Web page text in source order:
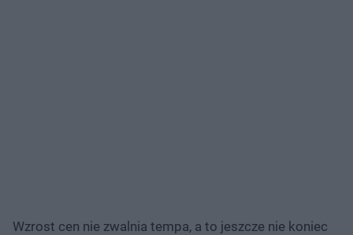
Wzrost cen nie zwalnia tempa, a to jeszcze nie koniec